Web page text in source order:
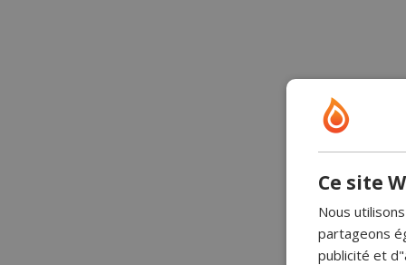
Ce site
Nous
partageons
publicité et